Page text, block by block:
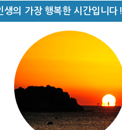
생의 가장 행복한 시간입니다!